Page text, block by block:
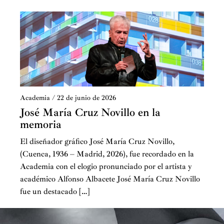
Estos fundamentales profesionales de la estructura del
Museo se insertan en el complejo organigrama,
integrado por más de cuatrocientas personas, para
formar un engranaje perfecto que en la actualidad tiene
en sus puestos de máxima responsabilidad a Javier
Solana (Presidente del Patronato) a Miguel Falomir
(Director del Museo) a Andrés Úbeda (Director
Adjunto de Conservación e Investigación) y a Marina
Chinchilla (Directora Adjunta de Administración). Si
continuidad y transmisión de información año tras año y
dirección tras dirección, en las que desde hace mucho
tiempo ha estado presente la secretaria ejecutiva del
Real Patronado, María Dolores Muruzábal.
Al presentar en un resumen muy estricto los cuatro
Academia / 22 de junio de 2026
José María Cruz Novillo en la
memoria
El diseñador gráfico José María Cruz Novillo,
(Cuenca, 1936 – Madrid, 2026), fue recordado en la
Academia con el elogio pronunciado por el artista y
académico Alfonso Albacete José María Cruz Novillo
fue un destacado […]